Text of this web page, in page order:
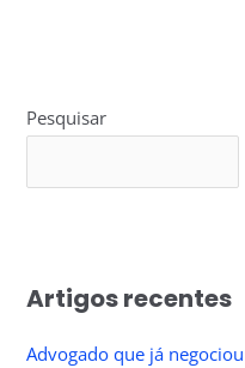
Pesquisar
Artigos recentes
Advogado que já